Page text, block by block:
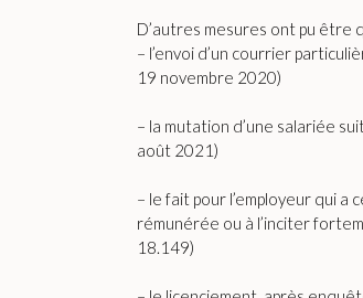
D’autres mesures ont pu être
– l’envoi d’un courrier
19 novembre 2020)
– la mutation d’une salariée
août 2021)
– le fait pour l’employeur qui
rémunérée ou à l’inciter
18.149)